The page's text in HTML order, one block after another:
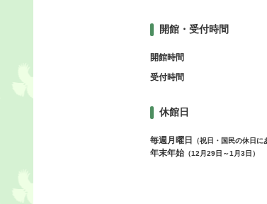
開館・受付時間
開館時間
受付時間
休館日
毎週月曜日 （祝日・国民の休日に
年末年始 （12月29日～1月3日）